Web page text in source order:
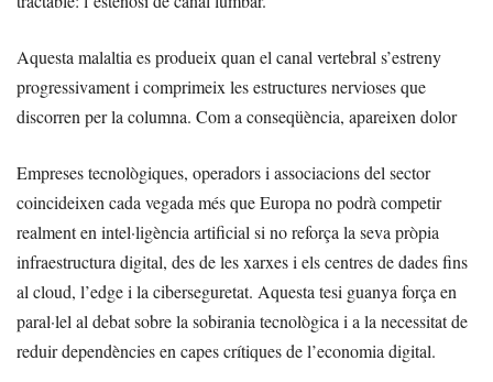
Aquesta malaltia es produeix quan el canal vertebral s’estreny
progressivament i comprimeix les estructures nervioses que
discorren per la columna. Com a conseqüència, apareixen dolor
Empreses tecnològiques, operadors i associacions del sector
coincideixen cada vegada més que Europa no podrà competir
realment en intel·ligència artificial si no reforça la seva pròpia
infraestructura digital, des de les xarxes i els centres de dades fins
al cloud, l’edge i la ciberseguretat. Aquesta tesi guanya força en
paral·lel al debat sobre la sobirania tecnològica i a la necessitat de
reduir dependències en capes crítiques de l’economia digital.